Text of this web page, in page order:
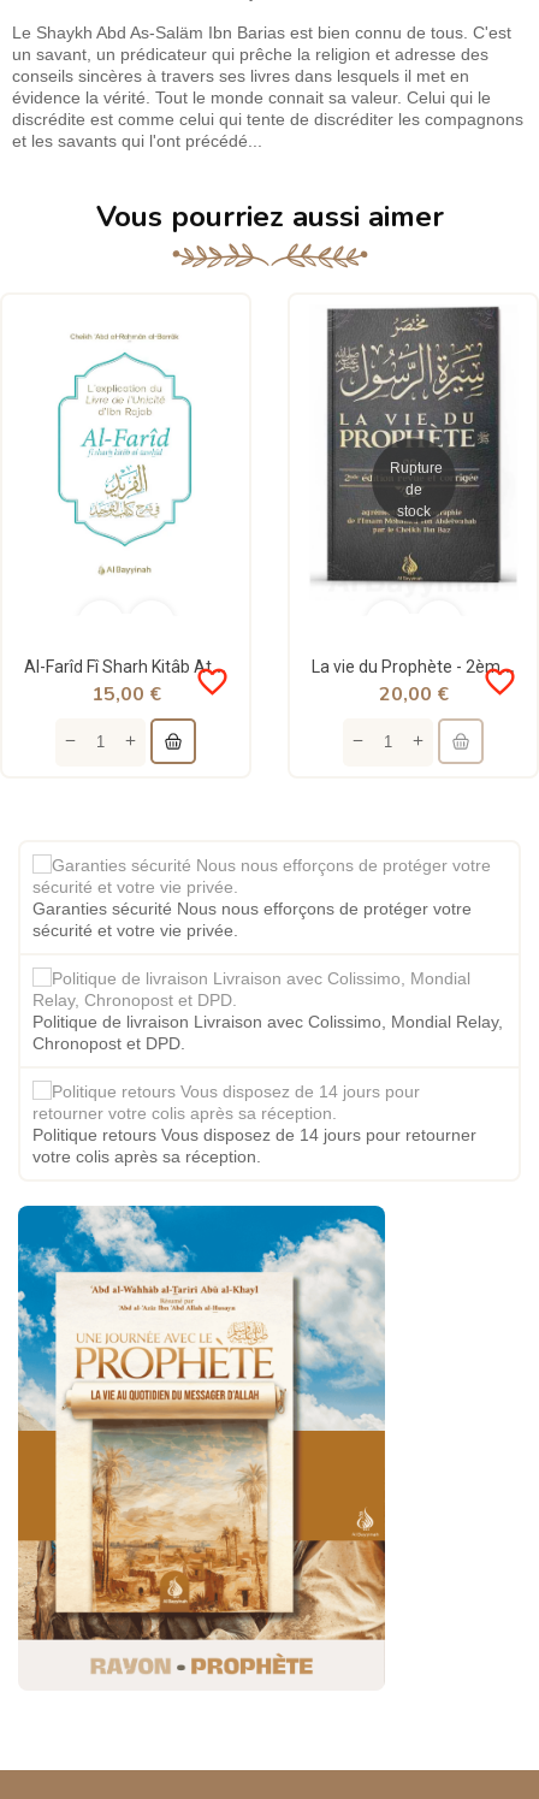
Le Shaykh Abd As-Saläm Ibn Barias est bien connu de tous. C'est
un savant, un prédicateur qui prêche la religion et adresse des
conseils sincères à travers ses livres dans lesquels il met en
évidence la vérité. Tout le monde connait sa valeur. Celui qui le
discrédite est comme celui qui tente de discréditer les compagnons
et les savants qui l'ont précédé...
Vous pourriez aussi aimer
Al-Farîd Fî Sharh Kitâb At-Tawhîd - Ibn Rajab Al-Hanbalî - Al Bayyinah
favorite_border
15,00 €
Rupture
de
stock
La vie du Prophète - 2ème édition - Mohamed Ibn Abdelwahab - Al Bayyinah
favorite_border
20,00 €
Garanties sécurité Nous nous efforçons de protéger votre
sécurité et votre vie privée.
Politique de livraison Livraison avec Colissimo, Mondial Relay,
Chronopost et DPD.
Politique retours Vous disposez de 14 jours pour retourner
votre colis après sa réception.